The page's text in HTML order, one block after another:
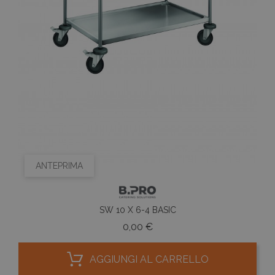
ANTEPRIMA
SW 10 X 6-4 BASIC
0,00 €Prezzo
AGGIUNGI AL CARRELLO